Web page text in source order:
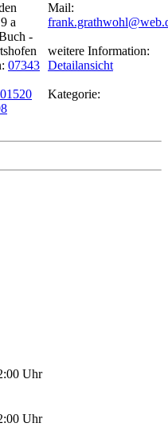
a
-
07343
01520
Mail:
weitere Information:
Detailansicht
Kategorie:
Uhr
Uhr